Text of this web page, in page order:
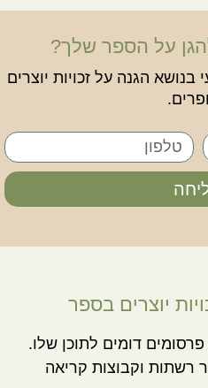
על הספר שלך?
הגנה על זכויות יוצרים
יוצרים בספר
דומים לתוכן שלו.
וקבוצות קריאה